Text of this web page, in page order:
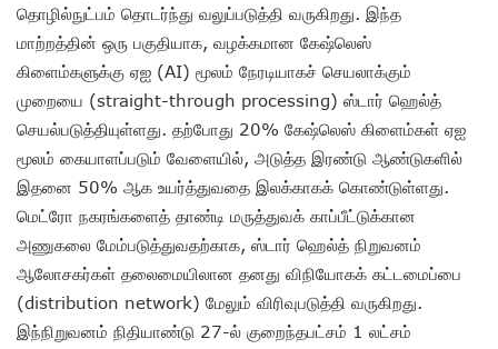
தொழில்நுட்பம் தொடர்ந்து வலுப்படுத்தி வருகிறது. இந்த
மாற்றத்தின் ஒரு பகுதியாக, வழக்கமான கேஷ்லெஸ்
கிளைம்களுக்கு ஏஐ (AI) மூலம் நேரடியாகச் செயலாக்கும்
முறையை (straight-through processing) ஸ்டார் ஹெல்த்
செயல்படுத்தியுள்ளது. தற்போது 20% கேஷ்லெஸ் கிளைம்கள் ஏஐ
மூலம் கையாளப்படும் வேளையில், அடுத்த இரண்டு ஆண்டுகளில்
இதனை 50% ஆக உயர்த்துவதை இலக்காகக் கொண்டுள்ளது.
மெட்ரோ நகரங்களைத் தாண்டி மருத்துவக் காப்பீட்டுக்கான
அணுகலை மேம்படுத்துவதற்காக, ஸ்டார் ஹெல்த் நிறுவனம்
ஆலோசகர்கள் தலைமையிலான தனது விநியோகக் கட்டமைப்பை
(distribution network) மேலும் விரிவுபடுத்தி வருகிறது.
இந்நிறுவனம் நிதியாண்டு 27-ல் குறைந்தபட்சம் 1 லட்சம்